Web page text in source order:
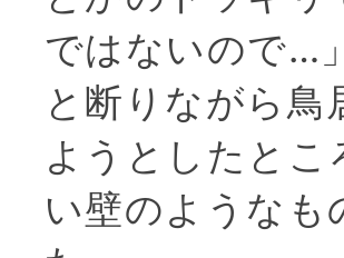
ではないので…」
と断りながら
ようとしたと
い壁のような